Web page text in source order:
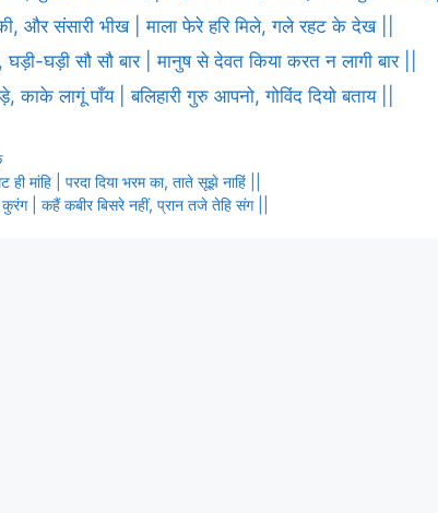
की, और संसारी भीख | माला फेरे हरि मिले, गले रहट के देख ||
घड़ी-घड़ी सौ सौ बार | मानुष से देवत किया करत न लागी बार ||
काके लागूं पाँय | बलिहारी गुरु आपनो, गोविंद दियो बताय ||
मांहि | परदा दिया भरम का, ताते सूझे नाहिं ||
| कहैं कबीर बिसरे नहीं, प्रान तजे तेहि संग ||